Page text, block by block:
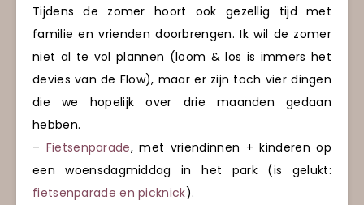
Tijdens de zomer hoort ook gezellig tijd met
familie en vrienden doorbrengen. Ik wil de zomer
niet al te vol plannen (loom & los is immers het
devies van de Flow), maar er zijn toch vier dingen
die we hopelijk over drie maanden gedaan
hebben.
– Fietsenparade, met vriendinnen + kinderen op
een woensdagmiddag in het park (is gelukt:
fietsenparade en picknick).